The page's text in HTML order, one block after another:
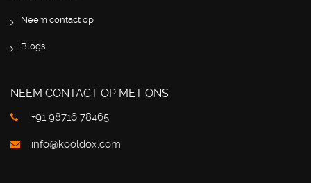
Neem contact op
Blogs
NEEM CONTACT OP MET ONS
+91 98716 78465
info@kooldox.com